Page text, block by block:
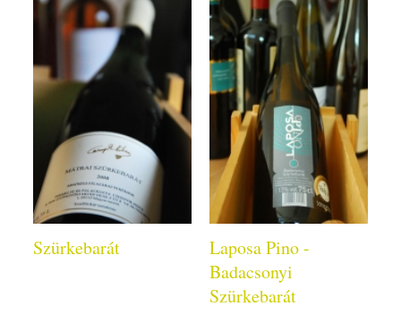
Szürkebarát
Laposa Pino -
Badacsonyi
Szürkebarát